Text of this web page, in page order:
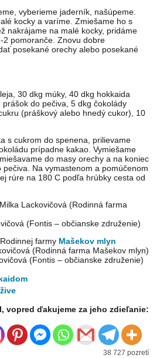
vyberieme jaderník, našúpeme.
kocky a varíme. Zmiešame ho s
nakrájame na malé kocky, pridáme
2 pomoranče. Znovu dobre
posekané orechy alebo posekané
30 dkg múky, 40 dkg hokkaida
do pečiva, 5 dkg čokolády
(práškový alebo hnedý cukor), 10
s cukrom do spenena, prilievame
prípadne kakao. Vymiešame
do masy orechy a na koniec
Na vymastenom a pomúčenom
rúre na 180 C podľa hrúbky cesta od
Milka Lackovičová (Rodinná farma
(Fontis – občianske združenie)
farmy Mašekov mlyn
(Rodinná farma Mašekov mlyn)
(Fontis – občianske združenie)
vopred ďakujeme za jeho zdieľanie:
38 727 pozretí